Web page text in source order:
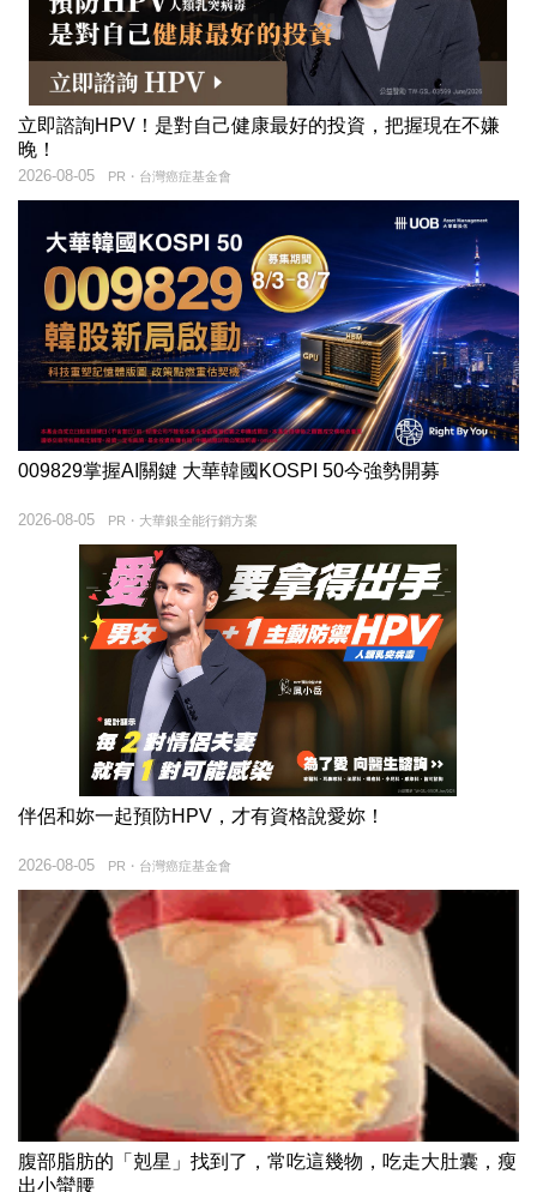
立即諮詢HPV！是對自己健康最好的投資，把握現在不嫌
晚！
PR・台灣癌症基金會
2026-08-05
009829掌握AI關鍵 大華韓國KOSPI 50今強勢開募
PR・大華銀全能行銷方案
2026-08-05
伴侶和妳一起預防HPV，才有資格說愛妳！
PR・台灣癌症基金會
2026-08-05
腹部脂肪的「剋星」找到了，常吃這幾物，吃走大肚囊，瘦
出小蠻腰